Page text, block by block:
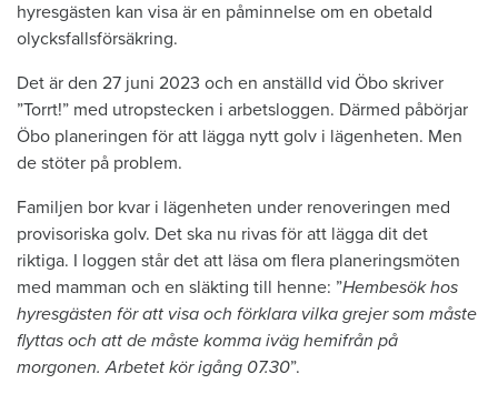
hyresgästen kan visa är en påminnelse om en obetald
olycksfallsförsäkring.
Det är den 27 juni 2023 och en anställd vid Öbo skriver
”Torrt!” med utropstecken i arbetsloggen. Därmed påbörjar
Öbo planeringen för att lägga nytt golv i lägenheten. Men
de stöter på problem.
Familjen bor kvar i lägenheten under renoveringen med
provisoriska golv. Det ska nu rivas för att lägga dit det
riktiga. I loggen står det att läsa om flera planeringsmöten
med mamman och en släkting till henne: ”Hembesök hos
hyresgästen för att visa och förklara vilka grejer som måste
flyttas och att de måste komma iväg hemifrån på
morgonen. Arbetet kör igång 07.30”.